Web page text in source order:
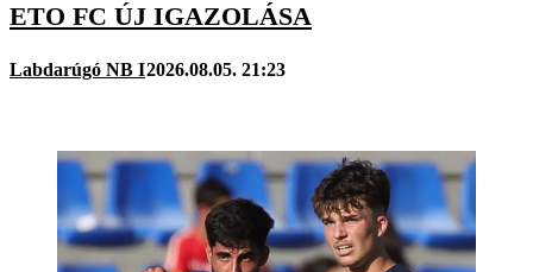
ETO FC ÚJ IGAZOLÁSA
Labdarúgó NB I2026.08.05. 21:23